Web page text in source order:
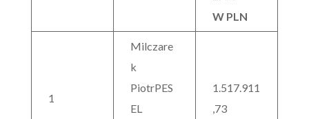
W PLN
1
Milczare
k
PiotrPES
EL
1.517.911
,73